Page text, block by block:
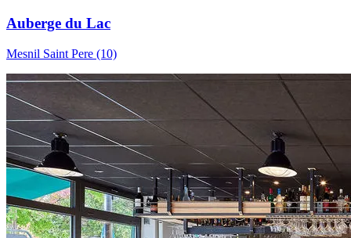
Auberge du Lac
Mesnil Saint Pere (10)